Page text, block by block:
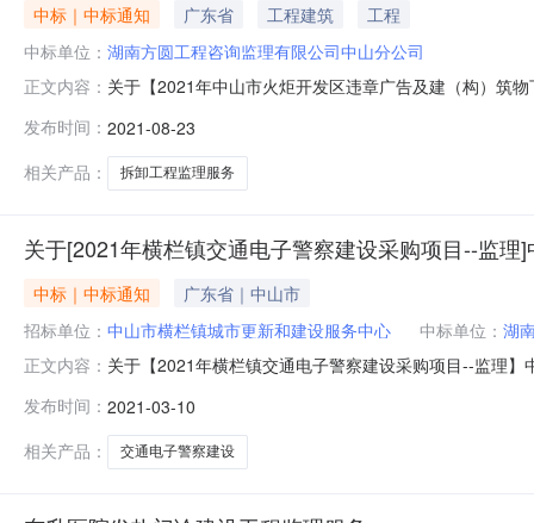
中标｜中标通知 广东省 工程建筑
工程
中标单位： 湖南方圆工程咨询监理有限公司中山分公司
正文内容： 关于【2021年中山市火炬开发区违章广告及建（构）筑
选结果相关事项公告如下：项目业主：中山火炬高技术
务事项：出具
发布时间： 2021-08-23
相关产品：
拆卸工程监理服务
关于[2021年横栏镇交通电子警察建设采购项目--监理
中标｜中标通知
广东省｜中山市
招标单位： 中山市横栏镇城市更新和建设服务中心 中标单位： 湖
正文内容： 关于【2021年横栏镇交通电子警察建设采购项目--监理
主：中山市横栏镇城市更新和建设服务中心采购项目名
发布时间： 2021-03-10
相关产品：
交通电子警察建设